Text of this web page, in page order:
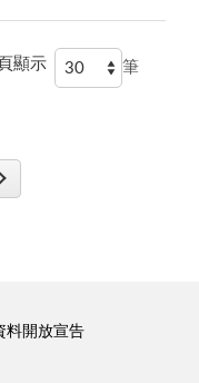
顯示 筆
料開放宣告